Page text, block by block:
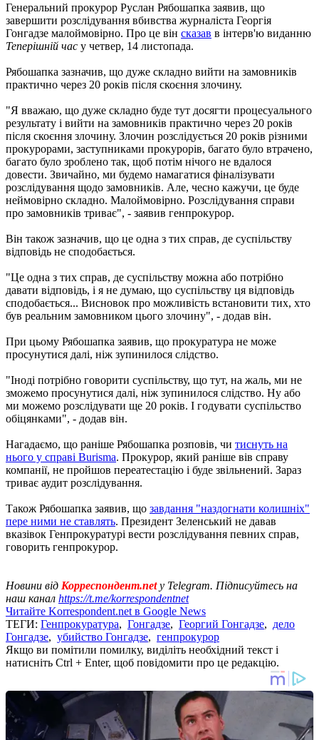
Генеральний прокурор Руслан Рябошапка заявив, що
завершити розслідування вбивства журналіста Георгія
Гонгадзе малоймовірно. Про це він сказав в інтерв'ю виданню
Теперішній час у четвер, 14 листопада.
Рябошапка зазначив, що дуже складно вийти на замовників
практично через 20 років після скоєння злочину.
"Я вважаю, що дуже складно буде тут досягти процесуального
результату і вийти на замовників практично через 20 років
після скоєння злочину. Злочин розслідується 20 років різними
прокурорами, заступниками прокурорів, багато було втрачено,
багато було зроблено так, щоб потім нічого не вдалося
довести. Звичайно, ми будемо намагатися фіналізувати
розслідування щодо замовників. Але, чесно кажучи, це буде
неймовірно складно. Малоймовірно. Розслідування справи
про замовників триває", - заявив генпрокурор.
Він також зазначив, що це одна з тих справ, де суспільству
відповідь не сподобається.
"Це одна з тих справ, де суспільству можна або потрібно
давати відповідь, і я не думаю, що суспільству ця відповідь
сподобається... Висновок про можливість встановити тих, хто
був реальним замовником цього злочину", - додав він.
При цьому Рябошапка заявив, що прокуратура не може
просунутися далі, ніж зупинилося слідство.
"Іноді потрібно говорити суспільству, що тут, на жаль, ми не
зможемо просунутися далі, ніж зупинилося слідство. Ну або
ми можемо розслідувати ще 20 років. І годувати суспільство
обіцянками", - додав він.
Нагадаємо, що раніше Рябошапка розповів, чи тиснуть на
нього у справі Burisma. Прокурор, який раніше вів справу
компанії, не пройшов переатестацію і буде звільнений. Зараз
триває аудит розслідування.
Також Рябошапка заявив, що завдання "наздогнати колишніх"
пере ними не ставлять. Президент Зеленський не давав
вказівок Генпрокуратурі вести розслідування певних справ,
говорить генпрокурор.
Новини від Корреспондент.netу Telegram. Підписуйтесь на
наш канал https://t.me/korrespondentnet
Читайте Korrespondent.net в Google News
ТЕГИ: Генпрокуратура, Гонгадзе, Георгий Гонгадзе, дело
Гонгадзе, убийство Гонгадзе, генпрокурор
Якщо ви помітили помилку, виділіть необхідний текст і
натисніть Ctrl + Enter, щоб повідомити про це редакцію.